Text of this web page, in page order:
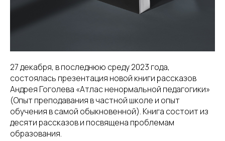
27 декабря, в последнюю среду 2023 года,
состоялась презентация новой книги рассказов
Андрея Гоголева «Атлас ненормальной педагогики»
(Опыт преподавания в частной школе и опыт
обучения в самой обыкновенной). Книга состоит из
десяти рассказов и посвящена проблемам
образования.